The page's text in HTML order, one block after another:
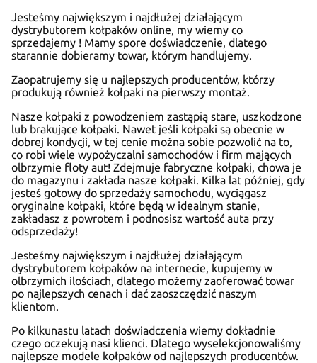
Jesteśmy największym i najdłużej działającym
dystrybutorem kołpaków online, my wiemy co
sprzedajemy ! Mamy spore doświadczenie, dlatego
starannie dobieramy towar, którym handlujemy.
Zaopatrujemy się u najlepszych producentów, którzy
produkują również kołpaki na pierwszy montaż.
Nasze kołpaki z powodzeniem zastąpią stare, uszkodzone
lub brakujące kołpaki. Nawet jeśli kołpaki są obecnie w
dobrej kondycji, w tej cenie można sobie pozwolić na to,
co robi wiele wypożyczalni samochodów i firm mających
olbrzymie floty aut! Zdejmuje fabryczne kołpaki, chowa je
do magazynu i zakłada nasze kołpaki. Kilka lat później, gdy
jesteś gotowy do sprzedaży samochodu, wyciągasz
oryginalne kołpaki, które będą w idealnym stanie,
zakładasz z powrotem i podnosisz wartość auta przy
odsprzedaży!
Jesteśmy największym i najdłużej działającym
dystrybutorem kołpaków na internecie, kupujemy w
olbrzymich ilościach, dlatego możemy zaoferować towar
po najlepszych cenach i dać zaoszczędzić naszym
klientom.
Po kilkunastu latach doświadczenia wiemy dokładnie
czego oczekują nasi klienci. Dlatego wyselekcjonowaliśmy
najlepsze modele kołpaków od najlepszych producentów.